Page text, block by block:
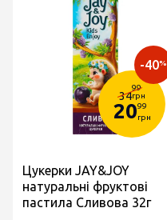
34
99
грн
2099
грн
-40%
Цукерки JAY&JOY
натуральні фруктові
пастила Сливова 32г